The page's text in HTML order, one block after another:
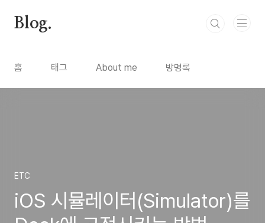
Blog.
홈 태그 About me 방명록
ETC
iOS 시뮬레이터(Simulator)를